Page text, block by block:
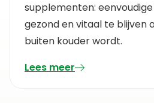
supplementen:
gezond en vitaal te blijven
buiten kouder wordt.
Lees meer